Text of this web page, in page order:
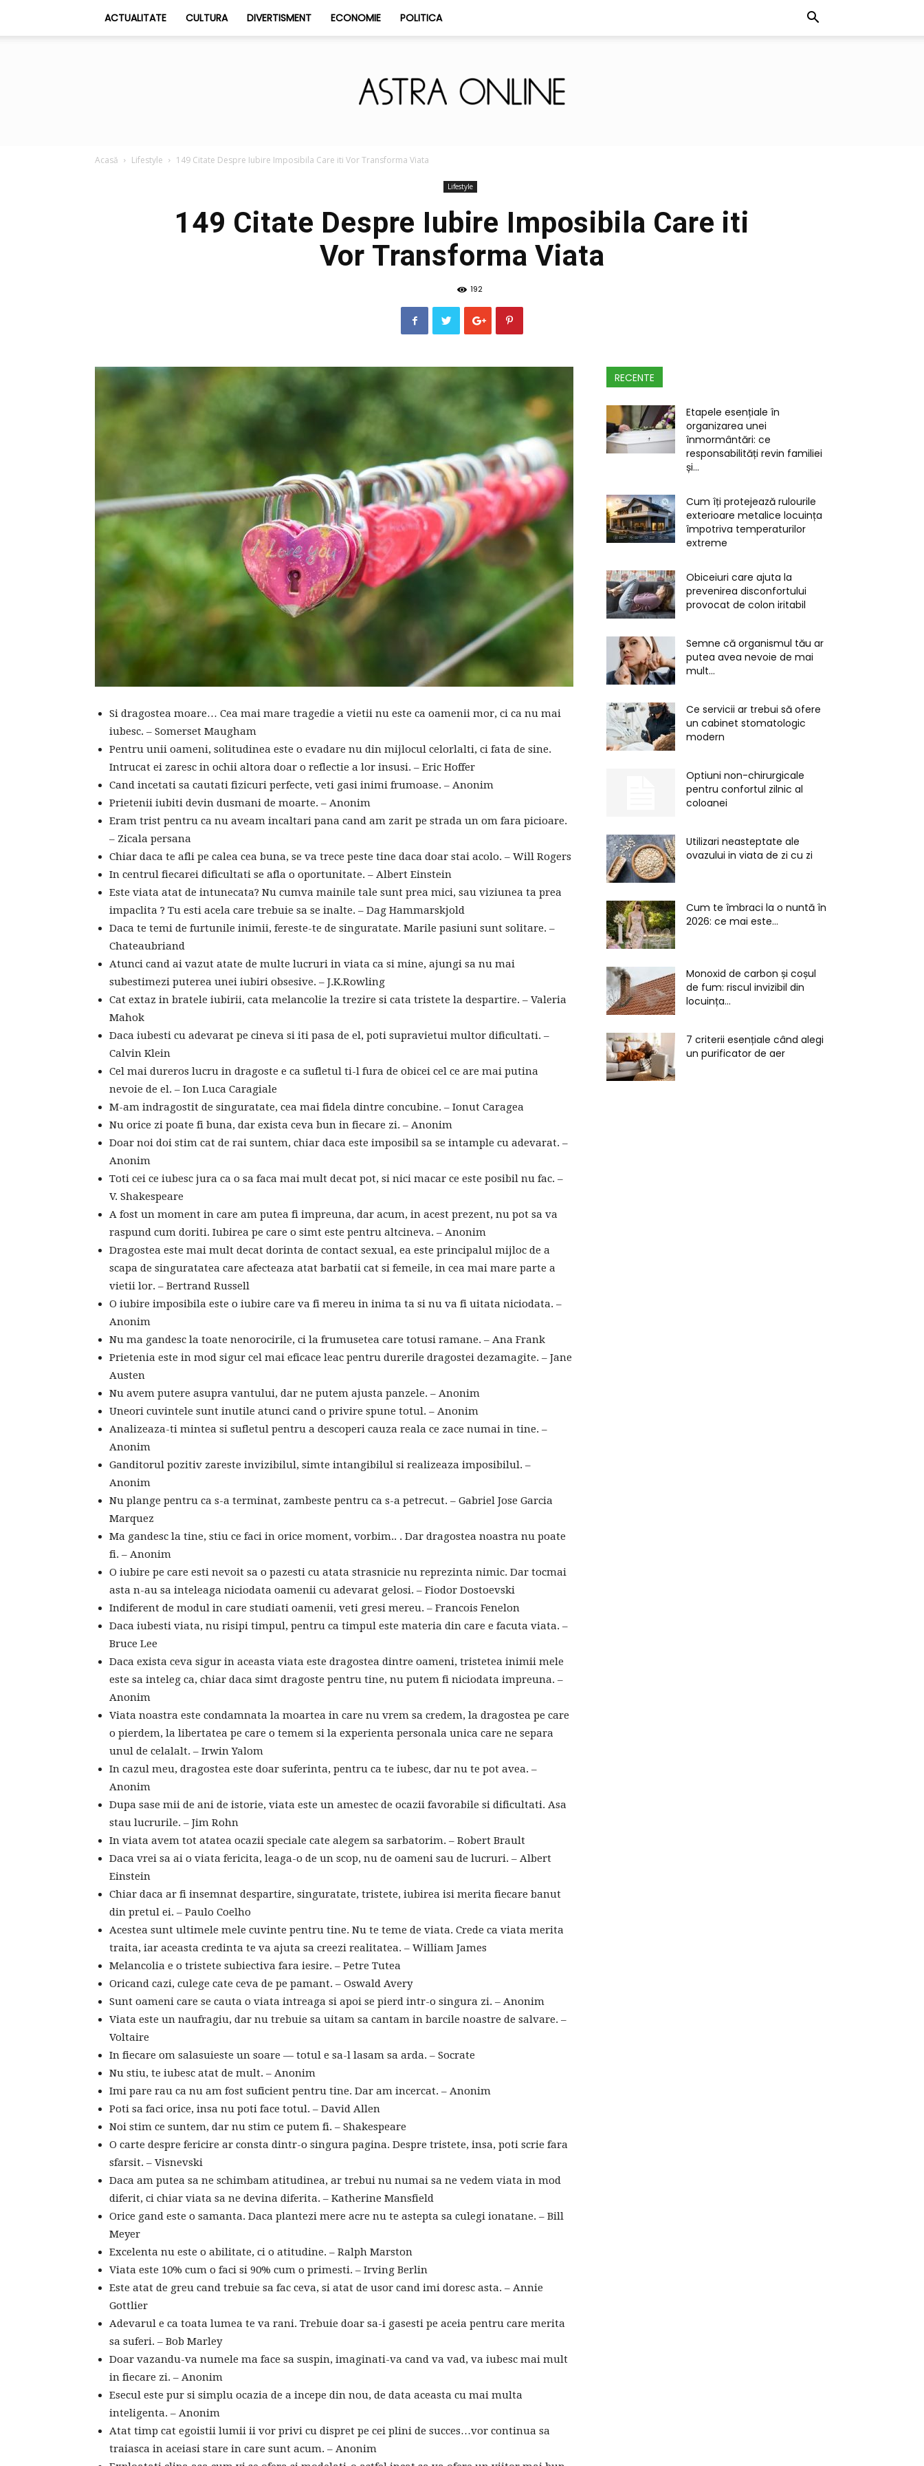
ACTUALITATE CULTURA DIVERTISMENT ECONOMIE POLITICA
Online
Acasă Lifestyle 149 Citate Despre Iubire Imposibila Care iti Vor Transforma Viata
Lifestyle
149 Citate Despre Iubire Imposibila Care iti
Vor Transforma Viata
192
Si dragostea moare… Cea mai mare tragedie a vietii nu este ca oamenii mor, ci ca nu mai
iubesc. – Somerset Maugham
Pentru unii oameni, solitudinea este o evadare nu din mijlocul celorlalti, ci fata de sine.
Intrucat ei zaresc in ochii altora doar o reflectie a lor insusi. – Eric Hoffer
Cand incetati sa cautati fizicuri perfecte, veti gasi inimi frumoase. – Anonim
Prietenii iubiti devin dusmani de moarte. – Anonim
Eram trist pentru ca nu aveam incaltari pana cand am zarit pe strada un om fara picioare.
– Zicala persana
Chiar daca te afli pe calea cea buna, se va trece peste tine daca doar stai acolo. – Will Rogers
In centrul fiecarei dificultati se afla o oportunitate. – Albert Einstein
Este viata atat de intunecata? Nu cumva mainile tale sunt prea mici, sau viziunea ta prea
impaclita ? Tu esti acela care trebuie sa se inalte. – Dag Hammarskjold
Daca te temi de furtunile inimii, fereste-te de singuratate. Marile pasiuni sunt solitare. –
Chateaubriand
Atunci cand ai vazut atate de multe lucruri in viata ca si mine, ajungi sa nu mai
subestimezi puterea unei iubiri obsesive. – J.K.Rowling
Cat extaz in bratele iubirii, cata melancolie la trezire si cata tristete la despartire. – Valeria
Mahok
Daca iubesti cu adevarat pe cineva si iti pasa de el, poti supravietui multor dificultati. –
Calvin Klein
Cel mai dureros lucru in dragoste e ca sufletul ti-l fura de obicei cel ce are mai putina
nevoie de el. – Ion Luca Caragiale
M-am indragostit de singuratate, cea mai fidela dintre concubine. – Ionut Caragea
Nu orice zi poate fi buna, dar exista ceva bun in fiecare zi. – Anonim
Doar noi doi stim cat de rai suntem, chiar daca este imposibil sa se intample cu adevarat. –
Anonim
Toti cei ce iubesc jura ca o sa faca mai mult decat pot, si nici macar ce este posibil nu fac. –
V. Shakespeare
A fost un moment in care am putea fi impreuna, dar acum, in acest prezent, nu pot sa va
raspund cum doriti. Iubirea pe care o simt este pentru altcineva. – Anonim
Dragostea este mai mult decat dorinta de contact sexual, ea este principalul mijloc de a
scapa de singuratatea care afecteaza atat barbatii cat si femeile, in cea mai mare parte a
vietii lor. – Bertrand Russell
O iubire imposibila este o iubire care va fi mereu in inima ta si nu va fi uitata niciodata. –
Anonim
Nu ma gandesc la toate nenorocirile, ci la frumusetea care totusi ramane. – Ana Frank
Prietenia este in mod sigur cel mai eficace leac pentru durerile dragostei dezamagite. – Jane
Austen
Nu avem putere asupra vantului, dar ne putem ajusta panzele. – Anonim
Uneori cuvintele sunt inutile atunci cand o privire spune totul. – Anonim
Analizeaza-ti mintea si sufletul pentru a descoperi cauza reala ce zace numai in tine. –
Anonim
Ganditorul pozitiv zareste invizibilul, simte intangibilul si realizeaza imposibilul. –
Anonim
Nu plange pentru ca s-a terminat, zambeste pentru ca s-a petrecut. – Gabriel Jose Garcia
Marquez
Ma gandesc la tine, stiu ce faci in orice moment, vorbim.. . Dar dragostea noastra nu poate
fi. – Anonim
O iubire pe care esti nevoit sa o pazesti cu atata strasnicie nu reprezinta nimic. Dar tocmai
asta n-au sa inteleaga niciodata oamenii cu adevarat gelosi. – Fiodor Dostoevski
Indiferent de modul in care studiati oamenii, veti gresi mereu. – Francois Fenelon
Daca iubesti viata, nu risipi timpul, pentru ca timpul este materia din care e facuta viata. –
Bruce Lee
Daca exista ceva sigur in aceasta viata este dragostea dintre oameni, tristetea inimii mele
este sa inteleg ca, chiar daca simt dragoste pentru tine, nu putem fi niciodata impreuna. –
Anonim
Viata noastra este condamnata la moartea in care nu vrem sa credem, la dragostea pe care
o pierdem, la libertatea pe care o temem si la experienta personala unica care ne separa
unul de celalalt. – Irwin Yalom
In cazul meu, dragostea este doar suferinta, pentru ca te iubesc, dar nu te pot avea. –
Anonim
Dupa sase mii de ani de istorie, viata este un amestec de ocazii favorabile si dificultati. Asa
stau lucrurile. – Jim Rohn
In viata avem tot atatea ocazii speciale cate alegem sa sarbatorim. – Robert Brault
Daca vrei sa ai o viata fericita, leaga-o de un scop, nu de oameni sau de lucruri. – Albert
Einstein
Chiar daca ar fi insemnat despartire, singuratate, tristete, iubirea isi merita fiecare banut
din pretul ei. – Paulo Coelho
Acestea sunt ultimele mele cuvinte pentru tine. Nu te teme de viata. Crede ca viata merita
traita, iar aceasta credinta te va ajuta sa creezi realitatea. – William James
Melancolia e o tristete subiectiva fara iesire. – Petre Tutea
Oricand cazi, culege cate ceva de pe pamant. – Oswald Avery
Sunt oameni care se cauta o viata intreaga si apoi se pierd intr-o singura zi. – Anonim
Viata este un naufragiu, dar nu trebuie sa uitam sa cantam in barcile noastre de salvare. –
Voltaire
In fiecare om salasuieste un soare — totul e sa-l lasam sa arda. – Socrate
Nu stiu, te iubesc atat de mult. – Anonim
Imi pare rau ca nu am fost suficient pentru tine. Dar am incercat. – Anonim
Poti sa faci orice, insa nu poti face totul. – David Allen
Noi stim ce suntem, dar nu stim ce putem fi. – Shakespeare
O carte despre fericire ar consta dintr-o singura pagina. Despre tristete, insa, poti scrie fara
sfarsit. – Visnevski
Daca am putea sa ne schimbam atitudinea, ar trebui nu numai sa ne vedem viata in mod
diferit, ci chiar viata sa ne devina diferita. – Katherine Mansfield
Orice gand este o samanta. Daca plantezi mere acre nu te astepta sa culegi ionatane. – Bill
Meyer
Excelenta nu este o abilitate, ci o atitudine. – Ralph Marston
Viata este 10% cum o faci si 90% cum o primesti. – Irving Berlin
Este atat de greu cand trebuie sa fac ceva, si atat de usor cand imi doresc asta. – Annie
Gottlier
Adevarul e ca toata lumea te va rani. Trebuie doar sa-i gasesti pe aceia pentru care merita
sa suferi. – Bob Marley
Doar vazandu-va numele ma face sa suspin, imaginati-va cand va vad, va iubesc mai mult
in fiecare zi. – Anonim
Esecul este pur si simplu ocazia de a incepe din nou, de data aceasta cu mai multa
inteligenta. – Anonim
Atat timp cat egoistii lumii ii vor privi cu dispret pe cei plini de succes…vor continua sa
traiasca in aceiasi stare in care sunt acum. – Anonim
RECENTE
Etapele esențiale în
organizarea unei
înmormântări: ce
responsabilități revin familiei
și...
Cum îți protejează rulourile
exterioare metalice locuința
împotriva temperaturilor
extreme
Obiceiuri care ajuta la
prevenirea disconfortului
provocat de colon iritabil
Semne că organismul tău ar
putea avea nevoie de mai
mult...
Ce servicii ar trebui să ofere
un cabinet stomatologic
modern
Optiuni non-chirurgicale
pentru confortul zilnic al
coloanei
Utilizari neasteptate ale
ovazului in viata de zi cu zi
Cum te îmbraci la o nuntă în
2026: ce mai este...
Monoxid de carbon și coșul
de fum: riscul invizibil din
locuința...
7 criterii esențiale când alegi
un purificator de aer